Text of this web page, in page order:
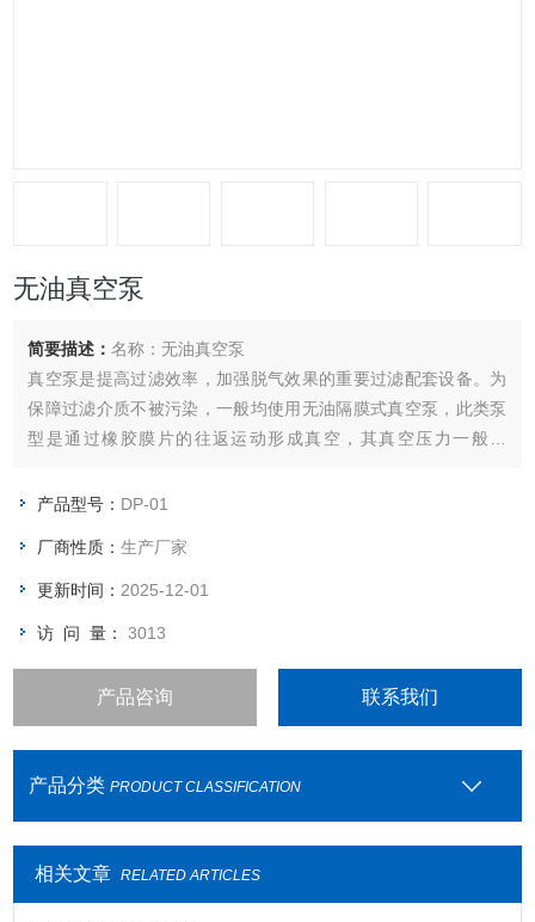
无油真空泵
简要描述：名称：无油真空泵
真空泵是提高过滤效率，加强脱气效果的重要过滤配套设备。为
保障过滤介质不被污染，一般均使用无油隔膜式真空泵，此类泵
型是通过橡胶膜片的往返运动形成真空，其真空压力一般为
量，及真空泵的流量指标，在过滤量大、介质粘度高时颗粒堵塞
产品型号： DP-01
厂商性质：生产厂家
更新时间： 2025-12-01
访 问 量：3013
产品咨询 联系我们
产品分类 PRODUCT CLASSIFICATION
相关文章 RELATED ARTICLES